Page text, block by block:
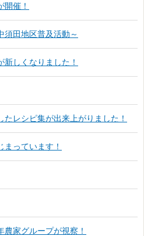
催！
須田地区普及活動～
しくなりました！
レシピ集が出来上がりました！
っています！
家グループが視察！